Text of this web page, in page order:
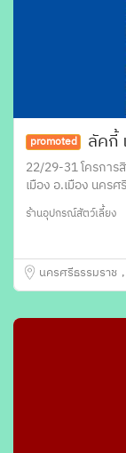
promoted ลัคกี้
22/29-31 โครกา
เมือง อ.เมือง นคร
ร้านอุปกรณ์สัตว์เลี้ยง
นครศรีธรรมราช